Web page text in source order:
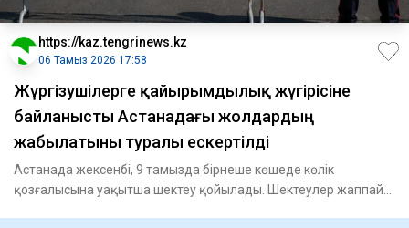
https://kaz.tengrinews.kz
06 Тамыз 2026 17:58
Жүргізушілерге қайырымдылық жүгірісіне
байланысты Астанадағы жолдардың
жабылатыны туралы ескертілді
Астанада жексенбі, 9 тамызда бірнеше көшеде көлік
қозғалысына уақытша шектеу қойылады. Шектеулер жаппай